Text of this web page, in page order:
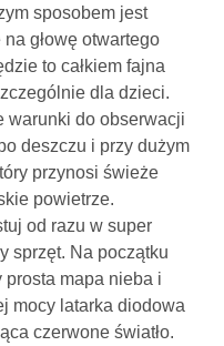
sposobem jest
na głowę otwartego
to całkiem fajna
dla dzieci.
warunki do obserwacji
deszczu i przy dużym
przynosi świeże
powietrze.
od razu w super
sprzęt. Na początku
prosta mapa nieba i
mocy latarka diodowa
czerwone światło.